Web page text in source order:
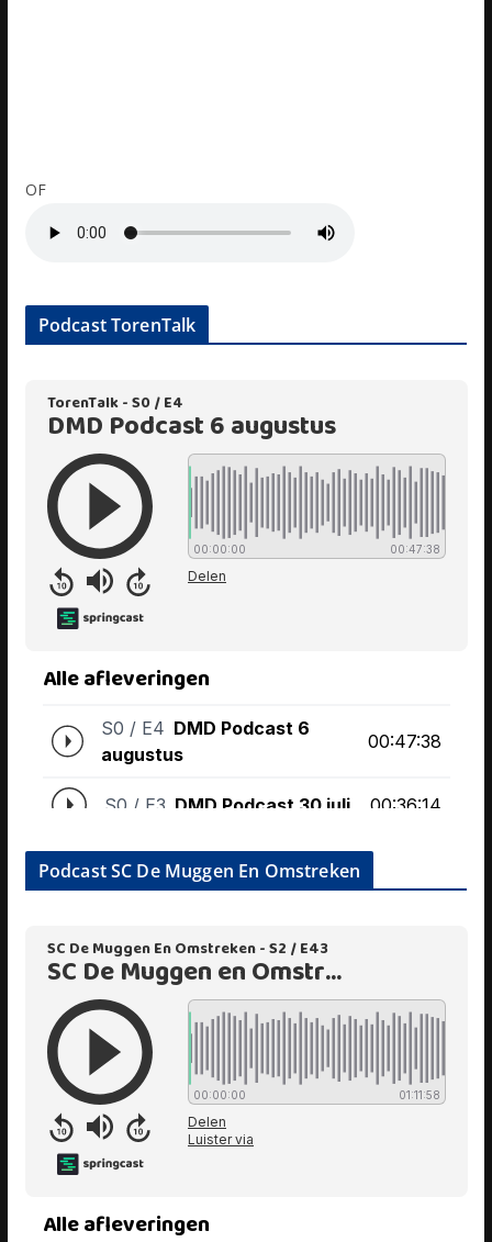
OF
Podcast TorenTalk
Podcast SC De Muggen En Omstreken